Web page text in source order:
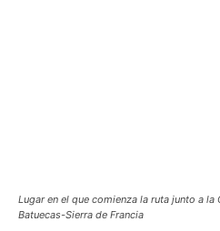
Lugar en el que comienza la ruta junto a la
Batuecas-Sierra de Francia